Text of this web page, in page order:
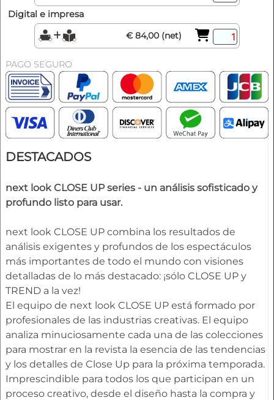
Digital e impresa
€ 84,00 (net)
PAGO SEGURO
DESTACADOS
next look CLOSE UP series - un análisis sofisticado y
profundo listo para usar.
next look CLOSE UP combina los resultados de
análisis exigentes y profundos de los espectáculos
más importantes de todo el mundo con visiones
detalladas de lo más destacado: ¡sólo CLOSE UP y
TREND a la vez!
El equipo de next look CLOSE UP está formado por
profesionales de las industrias creativas. El equipo
analiza minuciosamente cada una de las colecciones
para mostrar en la revista la esencia de las tendencias
y los detalles de Close Up para la próxima temporada.
Imprescindible para todos los que participan en un
proceso creativo, desde el diseño hasta la compra y